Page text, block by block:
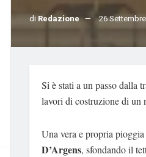
di Redazione 26
Si è stati a un passo dalla
lavori di costruzione di un
Una vera e propria
D’Argens, sfondando il